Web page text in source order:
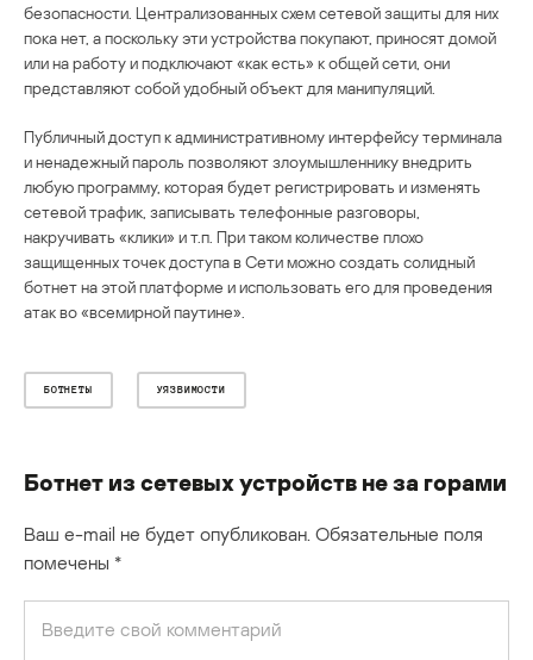
безопасности. Централизованных схем сетевой защиты для них
пока нет, а поскольку эти устройства покупают, приносят домой
или на работу и подключают «как есть» к общей сети, они
представляют собой удобный объект для манипуляций.
Публичный доступ к административному интерфейсу терминала
и ненадежный пароль позволяют злоумышленнику внедрить
любую программу, которая будет регистрировать и изменять
сетевой трафик, записывать телефонные разговоры,
накручивать «клики» и т.п. При таком количестве плохо
защищенных точек доступа в Сети можно создать солидный
ботнет на этой платформе и использовать его для проведения
атак во «всемирной паутине».
БОТНЕТЫ УЯЗВИМОСТИ
Ботнет из сетевых устройств не за горами
Ваш e-mail не будет опубликован. Обязательные поля
помечены *